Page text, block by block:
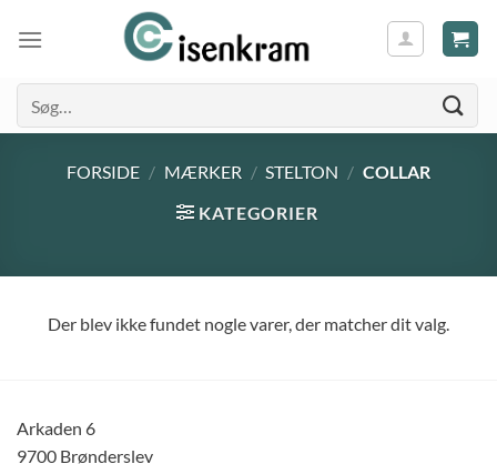
efter:
FORSIDE / MÆRKER / STELTON / COLLAR
KATEGORIER
Der blev ikke fundet nogle varer, der matcher dit valg.
Arkaden 6
9700 Brønderslev